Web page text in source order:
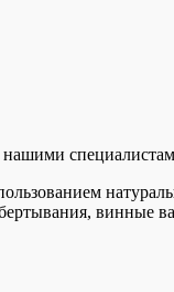
нашими
винные